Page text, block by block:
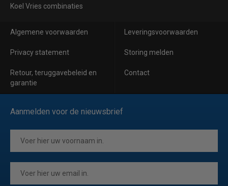
Koel Vries combinaties
Algemene voorwaarden Leveringsvoorwaarden
Privacy statement Storing melden
Retour, teruggavebeleid en
garantie
Contact
Aanmelden voor de nieuwsbrief